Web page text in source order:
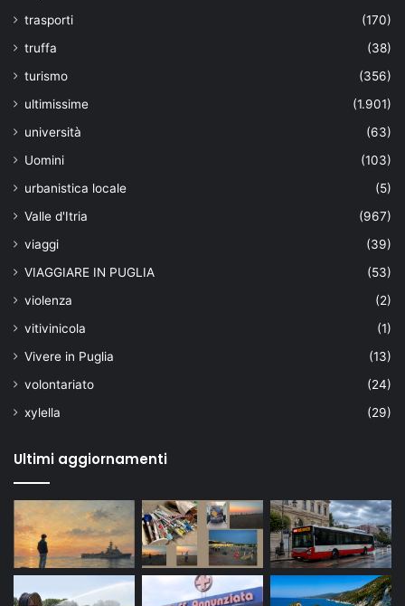
trasporti
(170)
truffa
(38)
turismo
(356)
ultimissime
(1.901)
università
(63)
Uomini
(103)
urbanistica locale
(5)
Valle d'Itria
(967)
viaggi
(39)
VIAGGIARE IN PUGLIA
(53)
violenza
(2)
vitivinicola
(1)
Vivere in Puglia
(13)
volontariato
(24)
xylella
(29)
Ultimi aggiornamenti